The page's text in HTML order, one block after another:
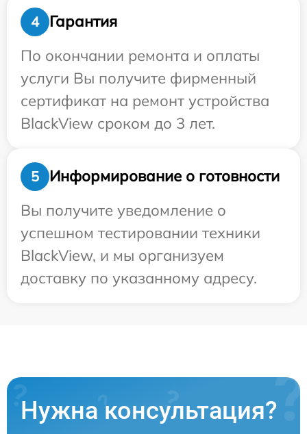
4
Гарантия
По окончании ремонта и оплаты
услуги Вы получите фирменный
сертификат на ремонт устройства
BlackView сроком до 3 лет.
5
Информирование о готовности
Вы получите уведомление о
успешном тестировании техники
BlackView, и мы организуем
доставку по указанному адресу.
Нужна консультация?